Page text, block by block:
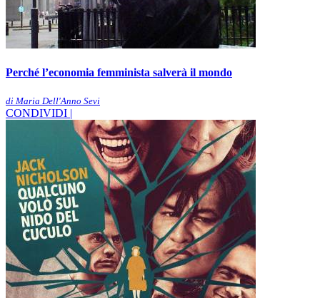
Perché l’economia femminista salverà il mondo
di Maria Dell'Anno Sevi
CONDIVIDI |